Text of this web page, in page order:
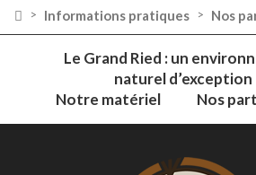
 > Informations pratiques > Nos
Le Grand Ried : un
naturel d’exception
Notre matériel
Nos